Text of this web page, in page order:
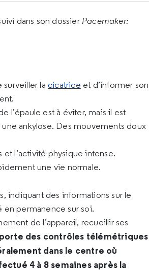
dans son dossier Pacemaker:
surveiller lacicatrice et d’informer son
l’épaule est à éviter, mais il est
ankylose. Des mouvements doux
l’activité physique intense.
une vie normale.
indiquant des informations sur le
permanence sur soi.
de l’appareil, recueillir ses
des contrôles télémétriques
dans le centre où
4 à 8 semaines après la